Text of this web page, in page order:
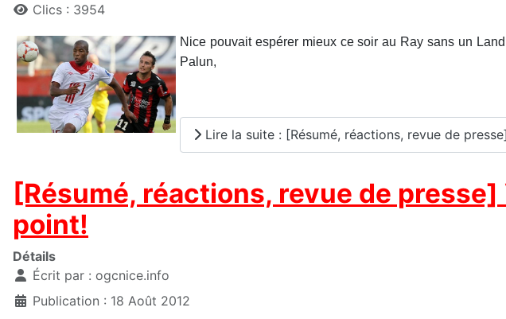
Clics : 3954
Nice pouvait espérer mieux ce soir au Ray sans un
Palun,
Lire la suite : [Résumé, réactions, revue de
[Résumé, réactions, revue de
point!
Détails
Écrit par : ogcnice.info
Publication : 18 Août 2012